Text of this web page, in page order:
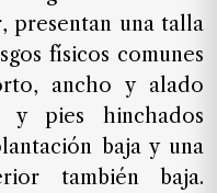
presentan una talla
físicos comunes
ancho y alado
y pies hinchados
baja y una
también baja.